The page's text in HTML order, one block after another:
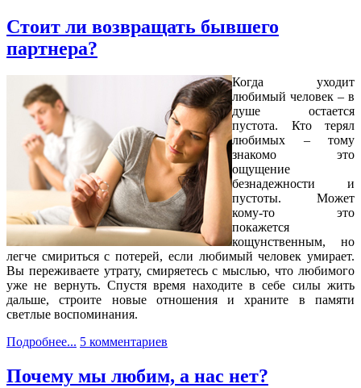
Стоит ли возвращать бывшего
партнера?
Когда уходит
любимый человек – в
душе остается
пустота. Кто терял
любимых – тому
знакомо это
ощущение
безнадежности и
пустоты. Может
кому-то это
покажется
кощунственным, но
легче смириться с потерей, если любимый человек умирает.
Вы переживаете утрату, смиряетесь с мыслью, что любимого
уже не вернуть. Спустя время находите в себе силы жить
дальше, строите новые отношения и храните в памяти
светлые воспоминания.
Подробнее... 5 комментариев
Почему мы любим, а нас нет?